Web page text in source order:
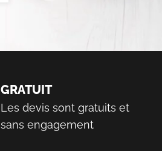
GRATUIT
Les devis sont gratuits et
sans engagement